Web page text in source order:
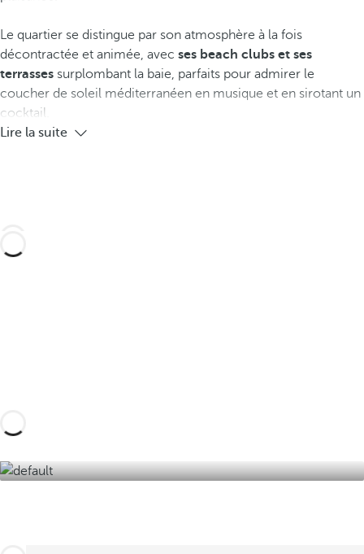
Le quartier se distingue par son atmosphère à la fois
décontractée et animée, avec ses beach clubs et ses
terrasses surplombant la baie, parfaits pour admirer le
coucher de soleil méditerranéen en musique et en sirotant un
cocktail.
Lire la suite